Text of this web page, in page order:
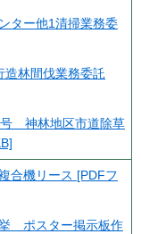
ター他1清掃業務委
林間伐業務委託
神林地区市道除草
合機リース [PDFフ
ポスター掲示板作